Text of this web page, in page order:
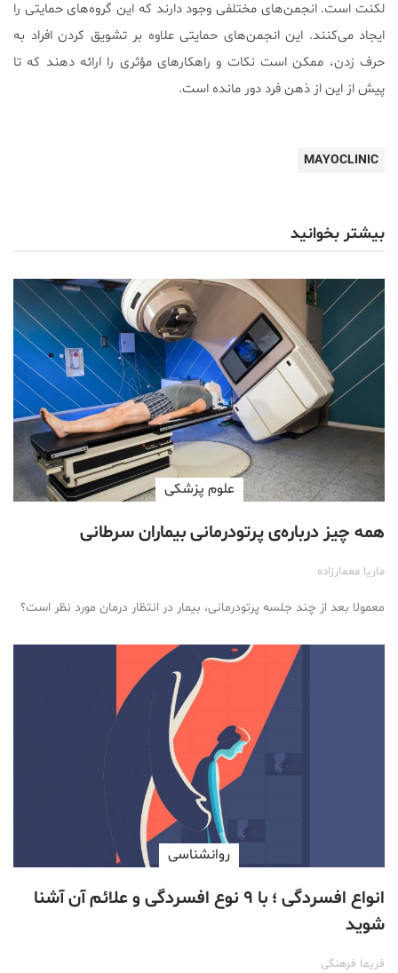
لکنت است. انجمن‌های مختلفی وجود دارند که این گروه‌های حمایتی را
ایجاد می‌کنند. این انجمن‌های حمایتی علاوه بر تشویق کردن افراد به
حرف زدن، ممکن است نکات و راهکارهای مؤثری را ارائه دهند که تا
پیش از این از ذهن فرد دور مانده است.
MAYOCLINIC
بیشتر بخوانید
علوم پزشكی
همه چیز درباره‌ی پرتودرمانی بیماران سرطانی
ماریا معمارزاده
معمولا بعد از چند جلسه پرتودرمانی، بیمار در انتظار درمان مورد نظر است؟
روانشناسی
انواع افسردگی ؛ با ۹ نوع افسردگی و علائم آن آشنا
شوید
فریما فرهنگی